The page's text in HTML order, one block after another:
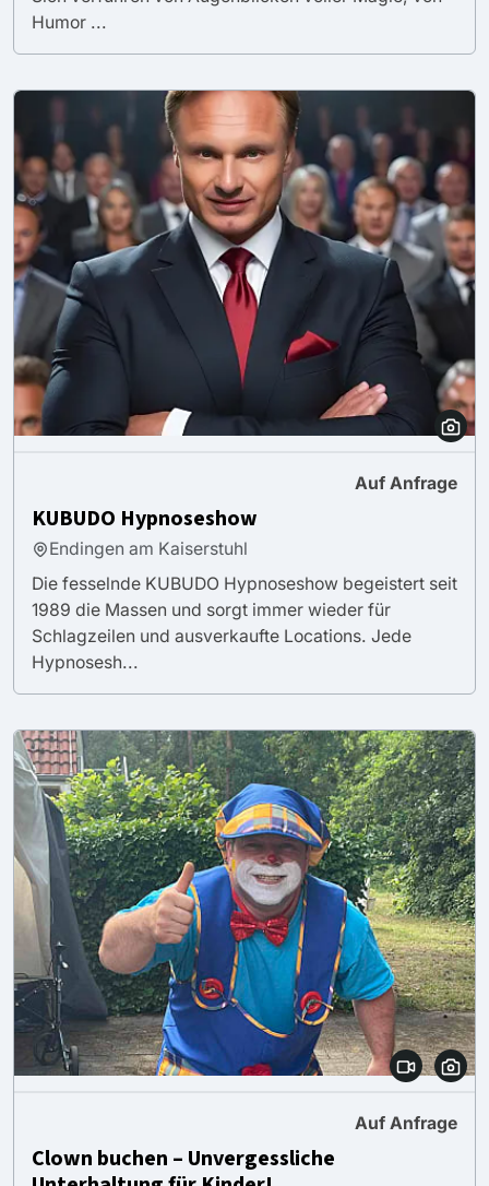
Humor ...
Auf Anfrage
KUBUDO Hypnoseshow
Endingen am Kaiserstuhl
Die fesselnde KUBUDO Hypnoseshow begeistert seit
1989 die Massen und sorgt immer wieder für
Schlagzeilen und ausverkaufte Locations. Jede
Hypnosesh...
Auf Anfrage
Clown buchen – Unvergessliche